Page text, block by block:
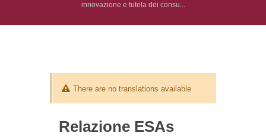
innovazione e tutela dei consu...
There are no translations available
Relazione ESAs